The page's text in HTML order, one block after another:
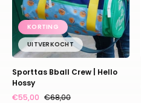
KORTING
UITVERKOCHT
Sporttas Bball Crew | Hello
Hossy
€55,00 €68,00